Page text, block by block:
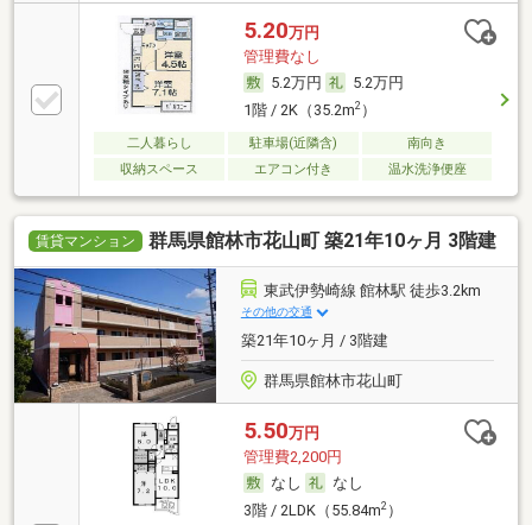
5.20万円
管理費なし
5.2万円
5.2万円
1階 / 2K（35.2m2）
二人暮らし 駐車場(近隣含)
南向き
収納スペース
エアコン付き 温水洗浄便座
賃貸マンション 群馬県館林市花山町 築21年10ヶ月 3階建
東武伊勢崎線 館林駅 徒歩3.2km
その他の交通
築21年10ヶ月 / 3階建
群馬県館林市花山町
5.50万円
管理費2,200円
なし
なし
3階 / 2LDK（55.84m2）